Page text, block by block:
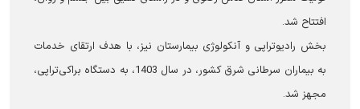
افتتاح شد.
بخش رادیوتراپی و آنکولوژی بیمارستان نیز، با هدف ارتقای خدمات
به بیماران سرطانی شرق کشور، در سال 1403، به دستگاه براکی‌تراپی،
مجهز شد.